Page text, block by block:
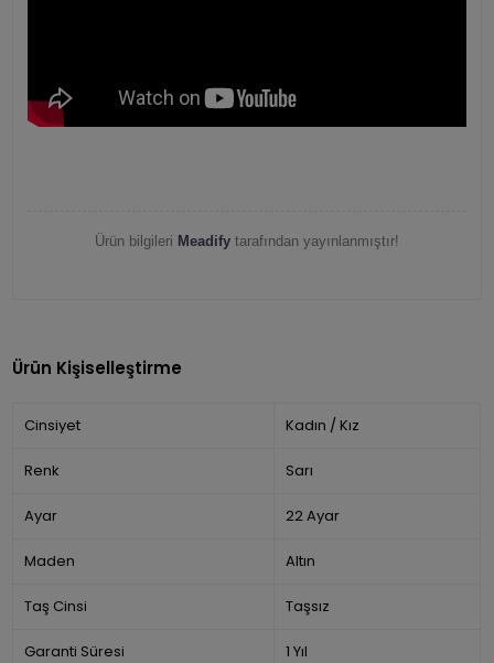
Ürün bilgileri Meadify tarafından yayınlanmıştır!
Ürün Kişiselleştirme
Cinsiyet Kadın / Kız
Renk Sarı
Ayar 22 Ayar
Maden Altın
Taş Cinsi Taşsız
Garanti Süresi 1 Yıl